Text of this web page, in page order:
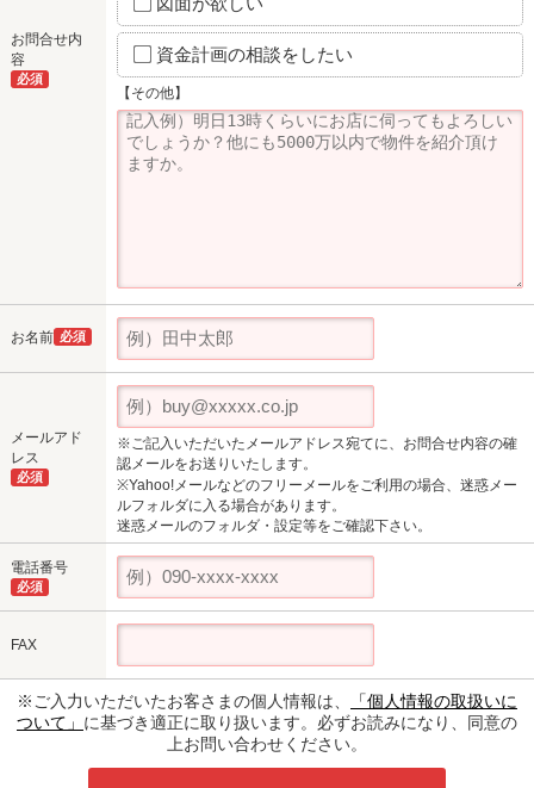
お問合せ内
容
必須
資金計画の相談をしたい
【その他】
お名前 必須
メールアド
レス
必須
※ご記入いただいたメールアドレス宛てに、お問合せ内容の確
認メールをお送りいたします。
※Yahoo!メールなどのフリーメールをご利用の場合、迷惑メー
ルフォルダに入る場合があります。
迷惑メールのフォルダ・設定等をご確認下さい。
電話番号
必須
FAX
※ご入力いただいたお客さまの個人情報は、
「個人情報の取扱いに
ついて」 に基づき適正に取り扱います。必ずお読みになり、同意の
上お問い合わせください。